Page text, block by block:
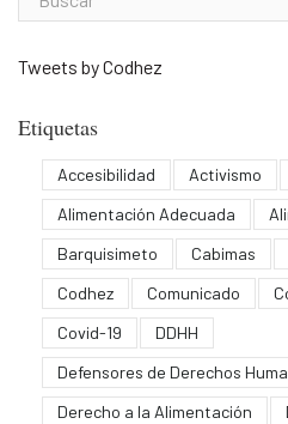
Tweets by Codhez
Etiquetas
Accesibilidad Activismo
Alimentación Adecuada
Barquisimeto
Cabimas
Codhez
Comunicado
Covid-19
DDHH
Defensores de Derechos
Derecho a la Alimentación